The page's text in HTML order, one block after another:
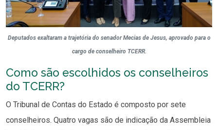
Deputados exaltaram a trajetória do senador Mecias de Jesus, aprovado para o
cargo de conselheiro TCERR.
Como são escolhidos os conselheiros
do TCERR?
O Tribunal de Contas do Estado é composto por sete
conselheiros. Quatro vagas são de indicação da Assembleia